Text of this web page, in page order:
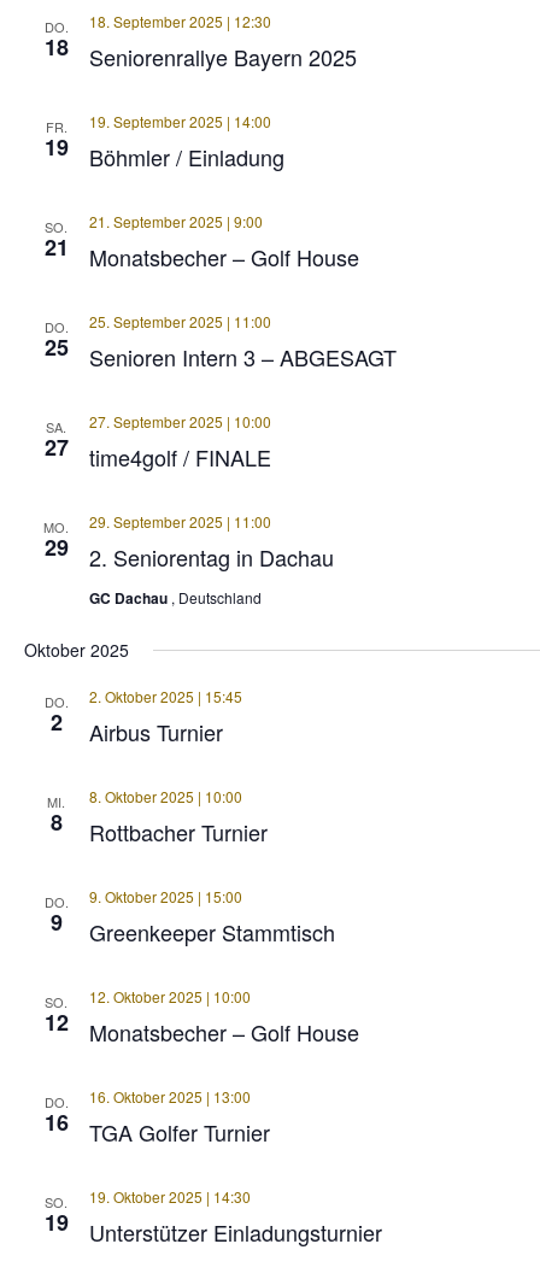
DO.
18 Seniorenrallye Bayern 2025
18. September 2025 | 12:30
FR.
19 Böhmler / Einladung
19. September 2025 | 14:00
SO.
21 Monatsbecher – Golf House
21. September 2025 | 9:00
DO.
25 Senioren Intern 3 – ABGESAGT
25. September 2025 | 11:00
SA.
27 time4golf / FINALE
27. September 2025 | 10:00
MO.
29 2. Seniorentag in Dachau
29. September 2025 | 11:00
GC Dachau , Deutschland
Oktober 2025
DO.
2 Airbus Turnier
2. Oktober 2025 | 15:45
MI.
8 Rottbacher Turnier
8. Oktober 2025 | 10:00
DO.
9 Greenkeeper Stammtisch
9. Oktober 2025 | 15:00
SO.
12 Monatsbecher – Golf House
12. Oktober 2025 | 10:00
DO.
16 TGA Golfer Turnier
16. Oktober 2025 | 13:00
SO.
19 Unterstützer Einladungsturnier
19. Oktober 2025 | 14:30